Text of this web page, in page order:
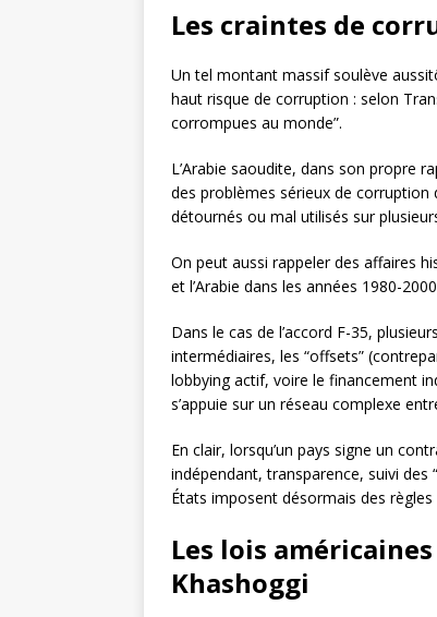
Les craintes de
Un tel montant massif soulève
haut risque de corruption : selon
corrompues au monde”.
L’Arabie saoudite, dans son propre
des problèmes sérieux de corruption
détournés ou mal utilisés sur
On peut aussi rappeler des affaires
et l’Arabie dans les années 1980-
Dans le cas de l’accord F-35,
intermédiaires, les “offsets”
lobbying actif, voire le financement
s’appuie sur un réseau complexe
En clair, lorsqu’un pays signe un
indépendant, transparence, suivi des
États imposent désormais des
Les lois
Khashoggi